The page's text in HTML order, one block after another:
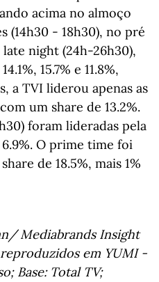
acima no almoço
(14h30 - 18h30), no pré
night (24h-26h30),
15.7% e 11.8%,
a TVI liderou apenas as
um share de 13.2%.
foram lideradas pela
O prime time foi
de 18.5%, mais 1%
Mediabrands Insight
em YUMI -
Base: Total TV;